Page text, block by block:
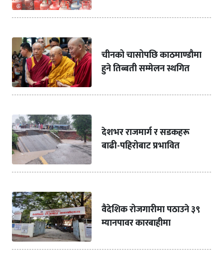
चीनको चासोपछि काठमाण्डौमा
हुने तिब्बती सम्मेलन स्थगित
देशभर राजमार्ग र सडकहरू
बाढी-पहिरोबाट प्रभावित
वैदेशिक रोजगारीमा पठाउने ३९
म्यानपावर कारबाहीमा